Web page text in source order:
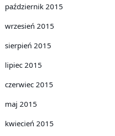
październik 2015
wrzesień 2015
sierpień 2015
lipiec 2015
czerwiec 2015
maj 2015
kwiecień 2015